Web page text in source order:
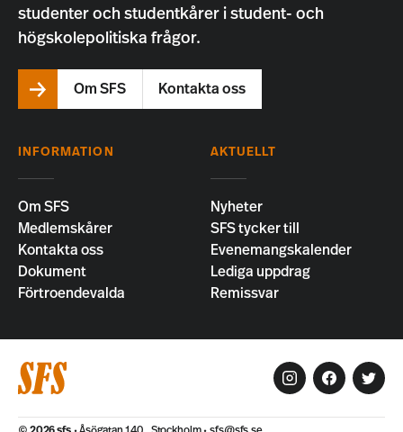
studenter och studentkårer i student- och
högskolepolitiska frågor.
Om SFS Kontakta oss
INFORMATION
Om SFS
Medlemskårer
Kontakta oss
Dokument
Förtroendevalda
AKTUELLT
Nyheter
SFS tycker till
Evenemangskalender
Lediga uppdrag
Remissvar